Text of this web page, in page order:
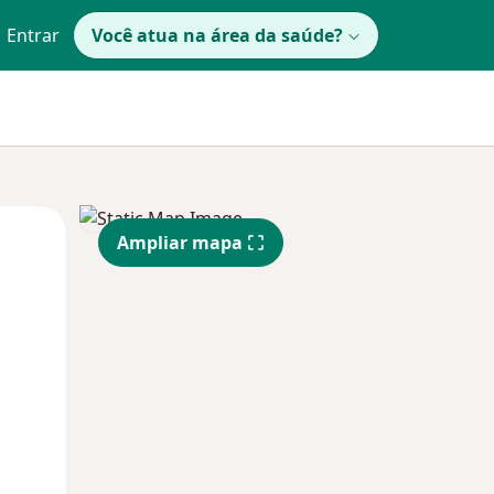
Entrar Você atua na área da saúde?
Segunda-feira Ter,
11 Ago
Qua
12 Ago
Ampliar mapa